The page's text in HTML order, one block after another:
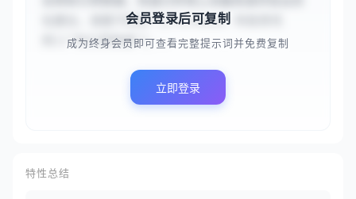
化建议。请基于网站“{{TechNews 科技资讯
网}}”和引荐数据“{...
会员登录后可复制
成为终身会员即可查看完整提示词并免费复制
立即登录
特性总结